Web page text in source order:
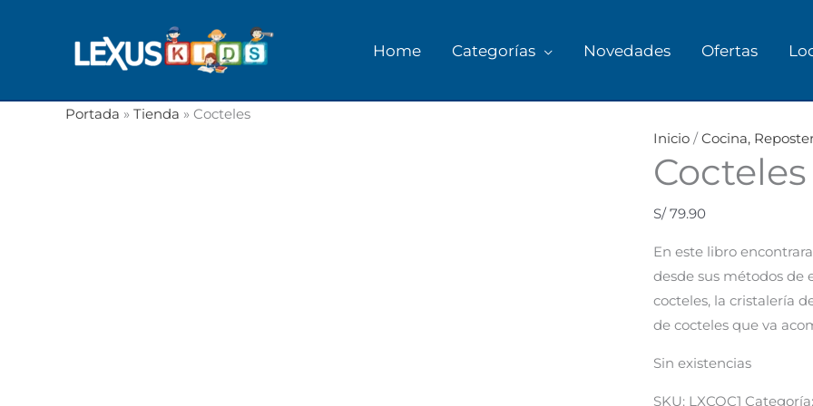
Home Categorías Novedades Ofertas
Portada » Tienda » Cocteles
Inicio /Cocina,
Cocteles
S/79.90
En este libro
desde sus métodos de
cocteles, la cristalería
de cocteles que va
Sin existencias
SKU: LXCOC1 Categoría: